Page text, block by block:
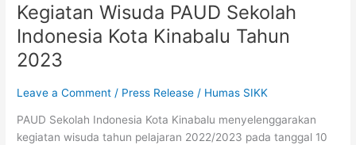
Kegiatan Wisuda PAUD Sekolah
Indonesia Kota Kinabalu Tahun
2023
Leave a Comment / Press Release / Humas SIKK
PAUD Sekolah Indonesia Kota Kinabalu menyelenggarakan
kegiatan wisuda tahun pelajaran 2022/2023 pada tanggal 10
PAUD
Sekolah
Indonesia
Kota
Tahun
2023